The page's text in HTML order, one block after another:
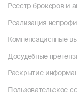
Реестр брокеров и
Реализация
Компенсационные
Досудебные
Раскрытие
Пользовательское